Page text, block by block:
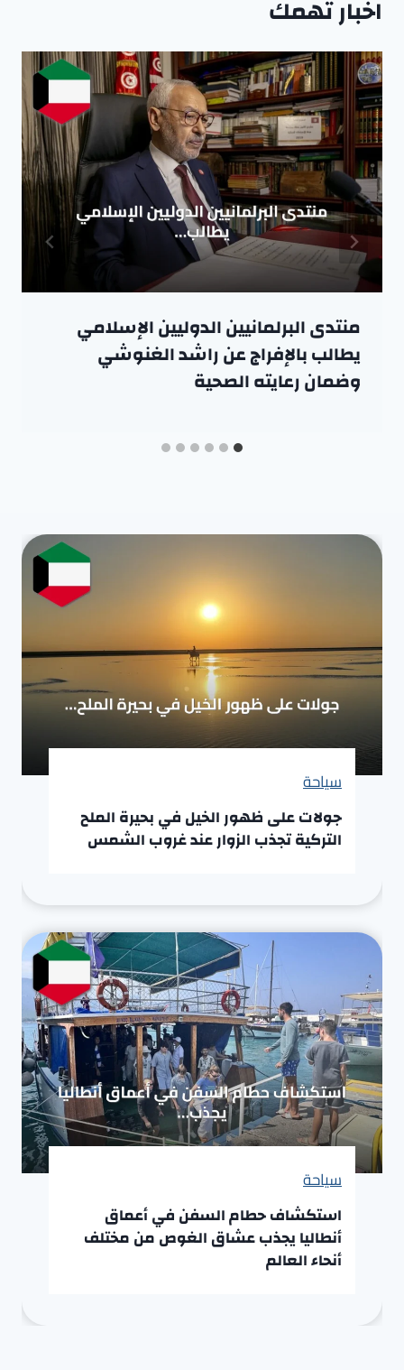
اخبار تهمك
منتدى البرلمانيين الدوليين الإسلامي
يطالب بالإفراج عن راشد الغنوشي
وضمان رعايته الصحية
سياحة
جولات على ظهور الخيل في بحيرة الملح
التركية تجذب الزوار عند غروب الشمس
سياحة
استكشاف حطام السفن في أعماق
أنطاليا يجذب عشاق الغوص من مختلف
أنحاء العالم